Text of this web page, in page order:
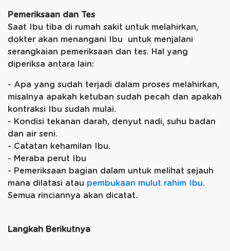
Pemeriksaan dan Tes
Saat Ibu tiba di rumah sakit untuk melahirkan,
dokter akan menangani Ibu untuk menjalani
serangkaian pemeriksaan dan tes. Hal yang
diperiksa antara lain:
- Apa yang sudah terjadi dalam proses melahirkan,
misalnya apakah ketuban sudah pecah dan apakah
kontraksi Ibu sudah mulai.
- Kondisi tekanan darah, denyut nadi, suhu badan
dan air seni.
- Catatan kehamilan Ibu.
- Meraba perut Ibu
- Pemeriksaan bagian dalam untuk melihat sejauh
mana dilatasi atau pembukaan mulut rahim Ibu.
Semua rinciannya akan dicatat.
Langkah Berikutnya